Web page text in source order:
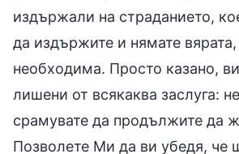
издържали на страданието,
да издържите и нямате вярата,
необходима. Просто казано,
лишени от всякаква заслуга:
срамувате да продължите да
Позволете Ми да ви убедя, че